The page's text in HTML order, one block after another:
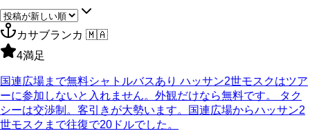
カサブランカ 🇲🇦
4満足
国連広場まで無料シャトルバスあり ハッサン2世モスクはツア
ーに参加しないと入れません。外観だけなら無料です。 タク
シーは交渉制。客引きが大勢います。国連広場からハッサン2
世モスクまで往復で20ドルでした。